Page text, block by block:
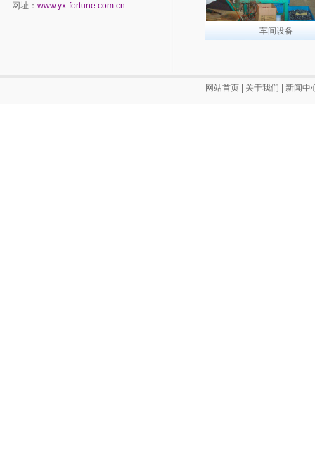
网址： www.yx-fortune.com.cn
车间设备
网站首页| 关于我们 新闻中